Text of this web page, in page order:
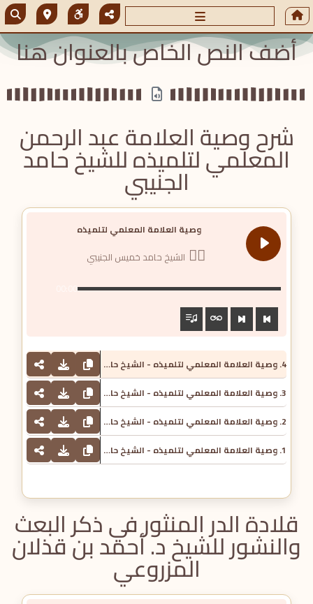
أضف النص الخاص بالعنوان هنا
شرح وصية العلامة عبد الرحمن
المعلمي لتلميذه للشيخ حامد
الجنيبي
وصية العلامة المعلمي لتلميذه
الشيخ حامد خميس الجنيبي
00:00
4. وصية العلامة المعلمي لتلميذه - الشيخ حامد خميس الجنيبي
3. وصية العلامة المعلمي لتلميذه - الشيخ حامد خميس الجنيبي
2. وصية العلامة المعلمي لتلميذه - الشيخ حامد خميس الجنيبي
1. وصية العلامة المعلمي لتلميذه - الشيخ حامد خميس الجنيبي
قلادة الدر المنثور في ذكر البعث
والنشور للشيخ د. أحمد بن قذلان
المزروعي